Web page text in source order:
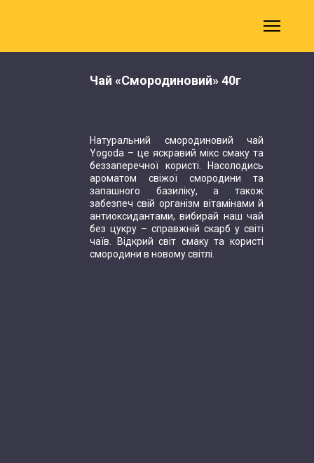
Чай «Смородиновий» 40г
Натуральний смородиновий чай
Yogoda – це яскравий мікс смаку та
беззаперечної користі. Насолодись
ароматом свіжої смородини та
запашного базиліку, а також
забезпеч свій організм вітамінами й
антиоксидантами, вибирай наш чай
без цукру – справжній скарб у світі
чаїв. Відкрий світ смаку та користі
смородини в новому світлі.